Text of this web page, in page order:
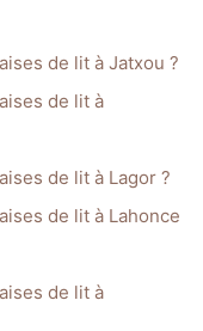
de lit à Jatxou ?
de lit à
de lit à Lagor ?
de lit à Lahonce
de lit à